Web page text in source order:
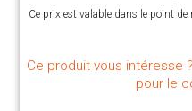
Ce prix est valable dans le point
Ce produit vous intéresse
pour le